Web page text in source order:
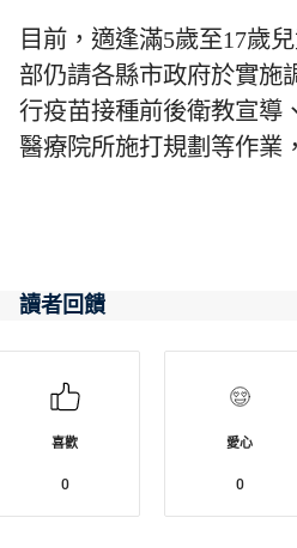
目前，適逢滿5歲至17歲
部仍請各縣市政府於實施
行疫苗接種前後衛教宣導
醫療院所施打規劃等作業
讀者回饋
喜歡
0
愛心
0